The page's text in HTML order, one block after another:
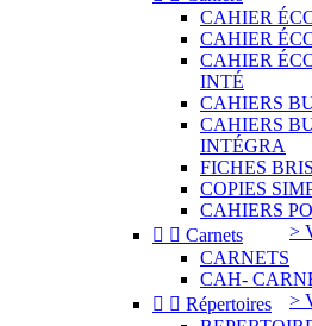
CAHIER
CAHIER
CAHIER
INTÉ
CAHIERS
CAHIERS
INTÉGRA
FICHES
COPIES
CAHIERS
>
  Carnets
CARNETS
CAH-
>
  Répertoires